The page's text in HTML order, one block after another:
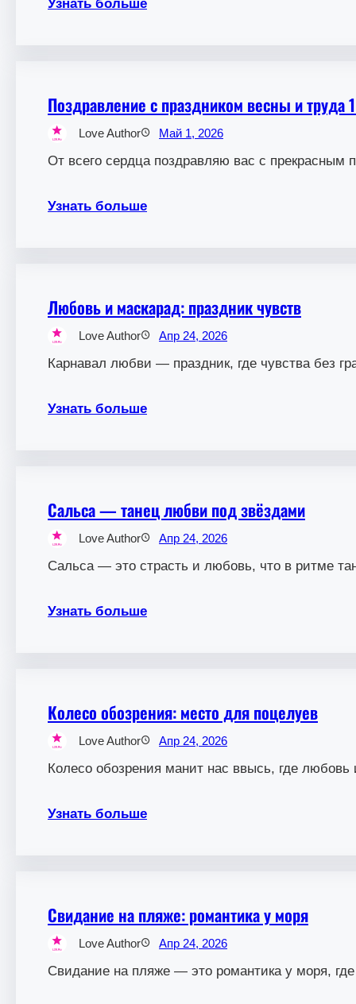
Узнать больше
Поздравление с праздником весны и труда
Love Author Май 1, 2026
От всего сердца поздравляю вас с прекрасным
Узнать больше
Любовь и маскарад: праздник чувств
Love Author Апр 24, 2026
Карнавал любви — праздник, где чувства без
Узнать больше
Сальса — танец любви под звёздами
Love Author Апр 24, 2026
Сальса — это страсть и любовь, что в ритме
Узнать больше
Колесо обозрения: место для поцелуев
Love Author Апр 24, 2026
Колесо обозрения манит нас ввысь, где любовь
Узнать больше
Свидание на пляже: романтика у моря
Love Author Апр 24, 2026
Свидание на пляже — это романтика у моря,